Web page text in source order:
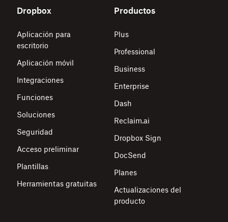
Dropbox
Aplicación para
escritorio
Aplicación móvil
Integraciones
Funciones
Soluciones
Seguridad
Acceso preliminar
Plantillas
Herramientas gratuitas
Productos
Plus
Professional
Business
Enterprise
Dash
Reclaim.ai
Dropbox Sign
DocSend
Planes
Actualizaciones del
producto